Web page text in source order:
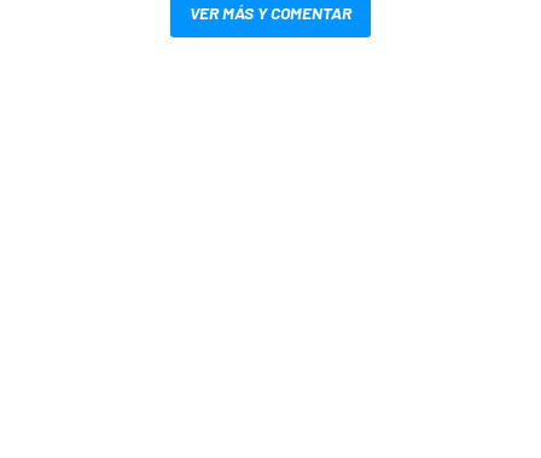
VER MÁS Y COMENTAR